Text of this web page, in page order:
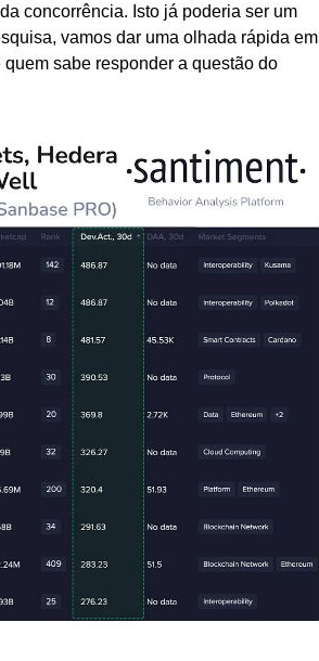
concorrência. Isto já poderia ser um
vamos dar uma olhada rápida em
sabe responder a questão do